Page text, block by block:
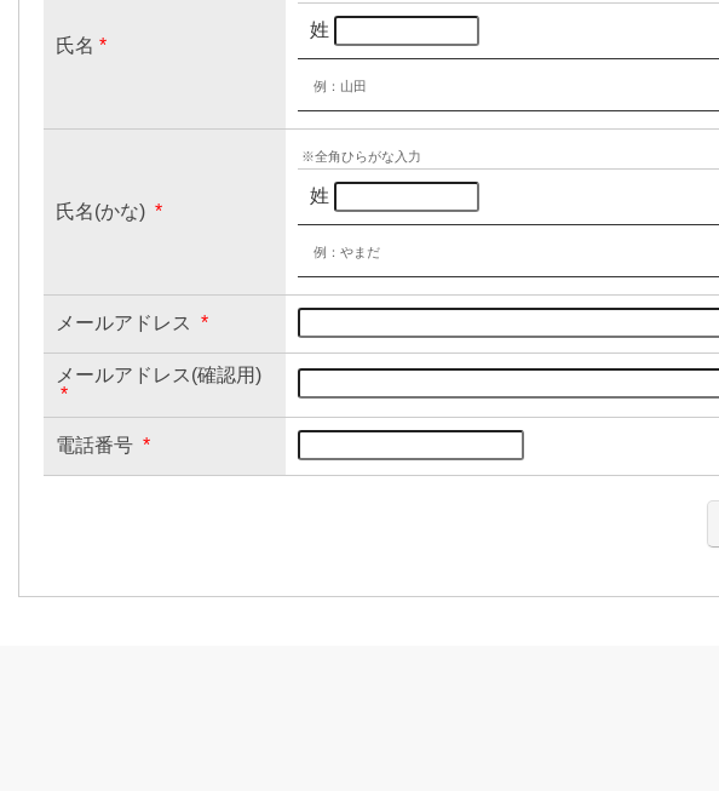
氏名 *
姓
例：山田
氏名(かな) *
※全角ひらがな入力
姓
例：やまだ
メールアドレス *
メールアドレス(確認用)
*
電話番号 *